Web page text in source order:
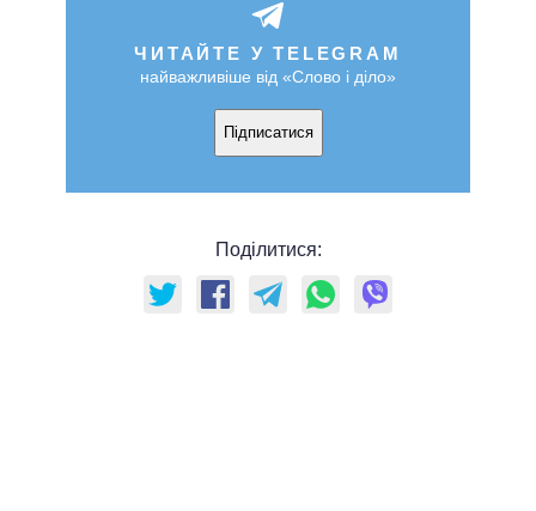
ЧИТАЙТЕ У TELEGRAM
найважливіше від «Слово і діло»
Підписатися
Поділитися: